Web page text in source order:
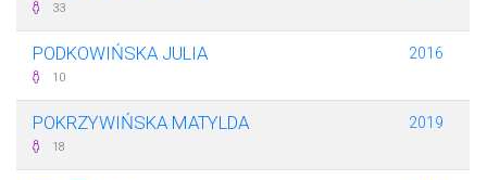
33
PODKOWIŃSKA JULIA
10
2016
POKRZYWIŃSKA MATYLDA
18
2019